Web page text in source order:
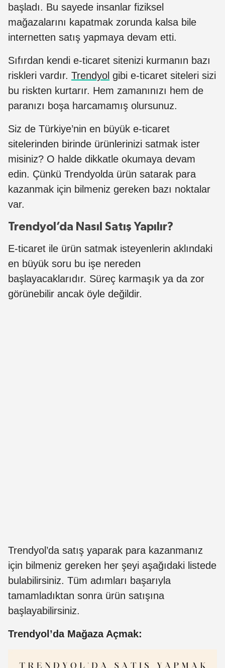
başladı. Bu sayede insanlar fiziksel
mağazalarını kapatmak zorunda kalsa bile
internetten satış yapmaya devam etti.
Sıfırdan kendi e-ticaret sitenizi kurmanın bazı
riskleri vardır. Trendyol gibi e-ticaret siteleri sizi
bu riskten kurtarır. Hem zamanınızı hem de
paranızı boşa harcamamış olursunuz.
Siz de Türkiye’nin en büyük e-ticaret
sitelerinden birinde ürünlerinizi satmak ister
misiniz? O halde dikkatle okumaya devam
edin. Çünkü Trendyolda ürün satarak para
kazanmak için bilmeniz gereken bazı noktalar
var.
Trendyol’da Nasıl Satış Yapılır?
E-ticaret ile ürün satmak isteyenlerin aklındaki
en büyük soru bu işe nereden
başlayacaklarıdır. Süreç karmaşık ya da zor
görünebilir ancak öyle değildir.
Trendyol’da satış yaparak para kazanmanız
için bilmeniz gereken her şeyi aşağıdaki listede
bulabilirsiniz. Tüm adımları başarıyla
tamamladıktan sonra ürün satışına
başlayabilirsiniz.
Trendyol’da Mağaza Açmak: